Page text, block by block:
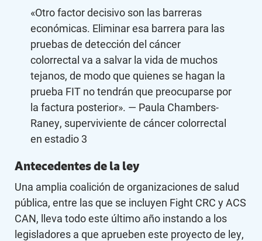
«Otro factor decisivo son las barreras
económicas. Eliminar esa barrera para las
pruebas de detección del cáncer
colorrectal va a salvar la vida de muchos
tejanos, de modo que quienes se hagan la
prueba FIT no tendrán que preocuparse por
la factura posterior». — Paula Chambers-
Raney, superviviente de cáncer colorrectal
en estadio 3
Antecedentes de la ley
Una amplia coalición de organizaciones de salud
pública, entre las que se incluyen Fight CRC y ACS
CAN, lleva todo este último año instando a los
legisladores a que aprueben este proyecto de ley,